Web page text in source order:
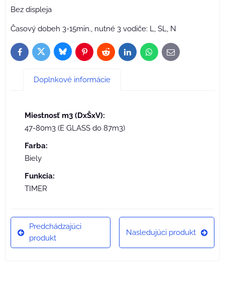
Bez displeja
Časový dobeh 3-15min., nutné 3 vodiče: L, SL, N
FacebookTwitterBlueskyPinterestReddit LinkedInWhatsApp
E-
mail
Doplnkové informácie
Miestnosť m3 (DxŠxV):
47-80m3 (E GLASS do 87m3)
Farba:
Biely
Funkcia:
TIMER
Predchádzajúci
produkt
Nasledujúci produkt